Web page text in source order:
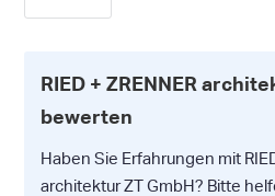
RIED + ZRENNER
bewerten
Haben Sie Erfahrungen mit
architektur ZT GmbH? Bitte